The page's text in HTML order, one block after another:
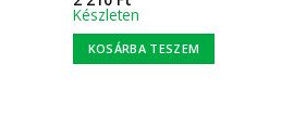
Készleten
KOSÁRBA TESZEM